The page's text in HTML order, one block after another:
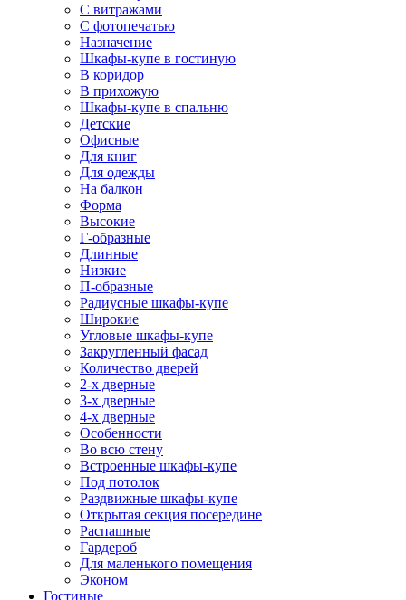
С витражами
С фотопечатью
Назначение
Шкафы-купе в гостиную
В коридор
В прихожую
Шкафы-купе в спальню
Детские
Офисные
Для книг
Для одежды
На балкон
Форма
Высокие
Г-образные
Длинные
Низкие
П-образные
Радиусные шкафы-купе
Широкие
Угловые шкафы-купе
Закругленный фасад
Количество дверей
2-х дверные
3-х дверные
4-х дверные
Особенности
Во всю стену
Встроенные шкафы-купе
Под потолок
Раздвижные шкафы-купе
Открытая секция посередине
Распашные
Гардероб
Для маленького помещения
Эконом
Гостиные